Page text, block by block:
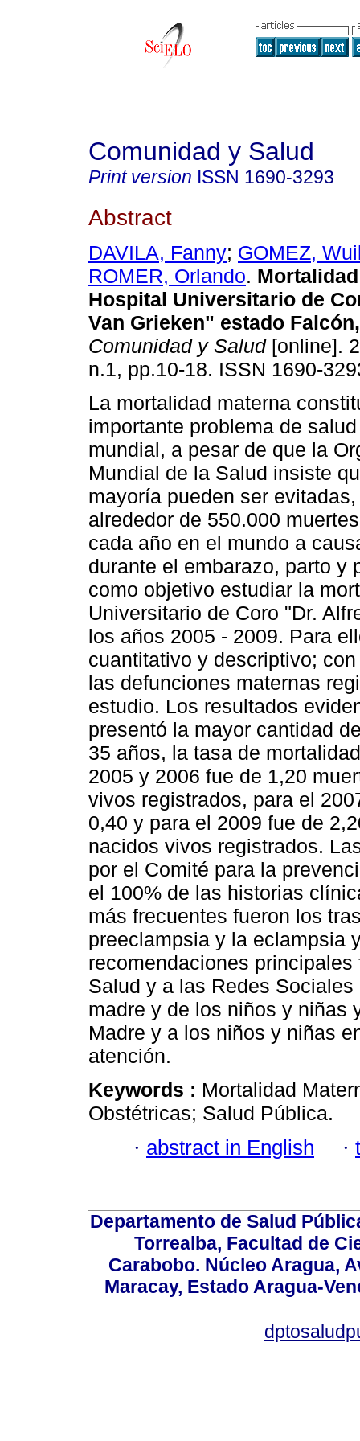
Comunidad y Salud
Print version ISSN 1690-3293
Abstract
DAVILA, Fanny; GOMEZ,
ROMER, Orlando.
Hospital Universitario de
Van Grieken" estado
Comunidad y Salud[online].
n.1, pp.10-18. ISSN 1690-
La mortalidad materna
importante problema de
mundial, a pesar de que la
Mundial de la Salud insiste
mayoría pueden ser
alrededor de 550.000
cada año en el mundo a
durante el embarazo, parto y
como objetivo estudiar la
Universitario de Coro "Dr.
los años 2005 - 2009. Para
cuantitativo y descriptivo;
las defunciones maternas
estudio. Los resultados
presentó la mayor cantidad
35 años, la tasa de
2005 y 2006 fue de 1,20
vivos registrados, para el
0,40 y para el 2009 fue de
nacidos vivos registrados.
por el Comité para la
el 100% de las historias
más frecuentes fueron los
preeclampsia y la eclampsia
recomendaciones
Salud y a las Redes
madre y de los niños y niñas
Madre y a los niños y niñas
atención.
Keywords : Mortalidad
Obstétricas; Salud Pública.
· abstract in English ·
Departamento de Salud
Torrealba, Facultad de
Carabobo. Núcleo Aragua,
Maracay, Estado Aragua-